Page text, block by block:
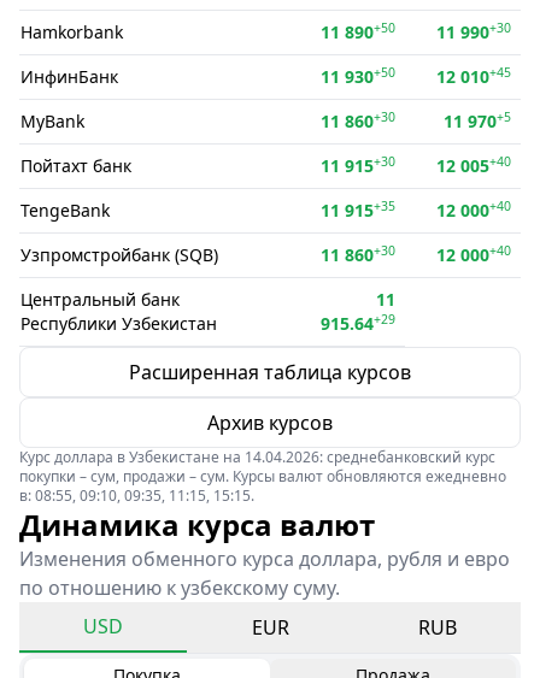
Hamkorbank 11 890+50 11 990+30
ИнфинБанк 11 930+50 12 010+45
MyBank 11 860+30 11 970+5
Пойтахт банк 11 915+30 12 005+40
TengeBank 11 915+35 12 000+40
Узпромстройбанк (SQB) 11 860+30 12 000+40
Центральный банк
Республики Узбекистан
11
915.64+29
Расширенная таблица курсов
Архив курсов
Курс доллара в Узбекистане на 14.04.2026: среднебанковский курс
покупки – сум, продажи – сум. Курсы валют обновляются ежедневно
в: 08:55, 09:10, 09:35, 11:15, 15:15.
Динамика курса валют
Изменения обменного курса доллара, рубля и евро
по отношению к узбекскому суму.
USD
EUR RUB